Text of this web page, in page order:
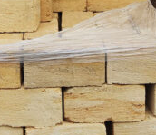
ДОДАТИ В КОШИК